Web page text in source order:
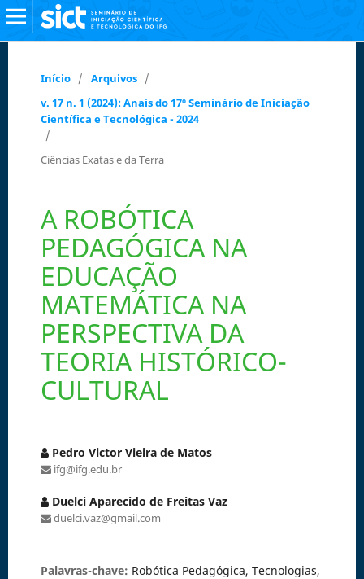
Início / Arquivos /
v. 17 n. 1 (2024): Anais do 17º Seminário de Iniciação
Científica e Tecnológica - 2024
/
Ciências Exatas e da Terra
A ROBÓTICA
PEDAGÓGICA NA
EDUCAÇÃO
MATEMÁTICA NA
PERSPECTIVA DA
TEORIA HISTÓRICO-
CULTURAL
Pedro Victor Vieira de Matos
ifg@ifg.edu.br
Duelci Aparecido de Freitas Vaz
duelci.vaz@gmail.com
Palavras-chave: Robótica Pedagógica, Tecnologias,